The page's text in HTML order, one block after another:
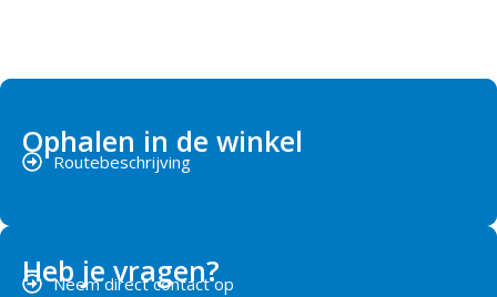
Ophalen in de winkel
Routebeschrijving
Heb je vragen?
Neem direct contact op